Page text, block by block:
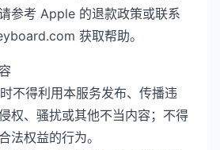
参考 Apple 的退款政策或联系
获取帮助。
不得利用本服务发布、传播违
权、骚扰或其他不当内容；不得
法权益的行为。